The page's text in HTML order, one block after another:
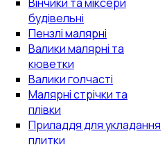
будівельні
Пензлі малярні
Валики малярні та
кюветки
Валики голчасті
Малярні стрічки та
плівки
Приладдя для укладання
плитки